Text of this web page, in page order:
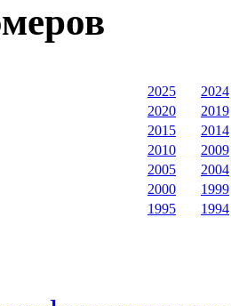
2025
2024
2020
2019
2015
2014
2010
2009
2005
2004
2000
1999
1995
1994